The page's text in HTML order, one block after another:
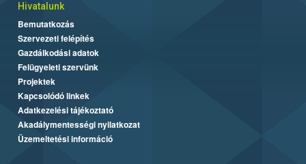
Hivatalunk
Bemutatkozás
Szervezeti felépítés
Gazdálkodási adatok
Felügyeleti szervünk
Projektek
Kapcsolódó linkek
Adatkezelési tájékoztató
Akadálymentességi nyilatkozat
Üzemeltetési információ